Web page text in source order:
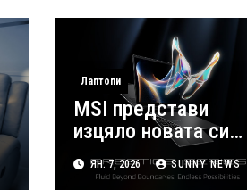
Лаптопи
MSI представи
изцяло новата си
бизнес серия
Prestige на CES 2026
ЯН. 7, 2026 SUNNY NEWS